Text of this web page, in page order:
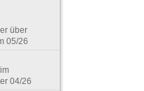
über
05/26
04/26